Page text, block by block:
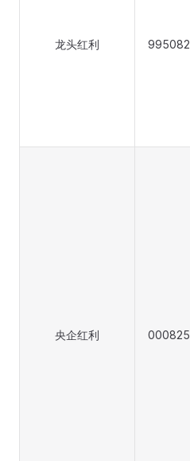
龙头红利 995082
央企红利 000825